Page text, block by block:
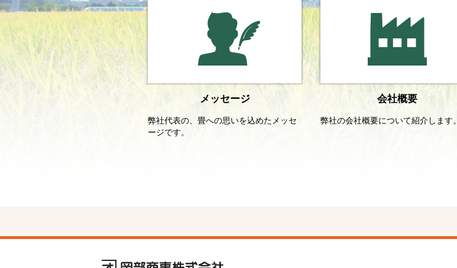
メッセージ
弊社代表の、畳への思いを込めたメッセ
ージです。
会社概要
弊社の会社概要について紹介します。